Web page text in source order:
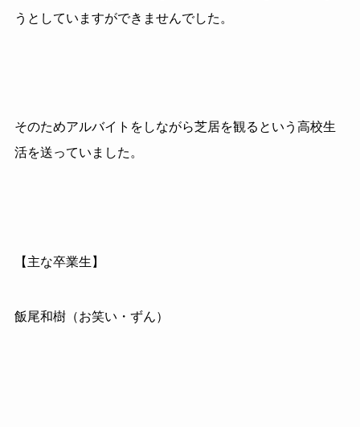
うとしていますができませんでした。
そのためアルバイトをしながら芝居を観るという高校生
活を送っていました。
【主な卒業生】
飯尾和樹（お笑い・ずん）